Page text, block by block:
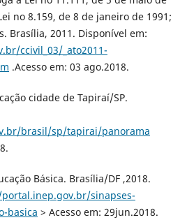
no 8.159, de 8 de janeiro de 1991;
Brasília, 2011. Disponível em:
ccivil_03/_ato2011-
.Acesso em: 03 ago.2018.
cidade de Tapiraí/SP.
brasil/sp/tapirai/panorama
Básica. Brasília/DF ,2018.
sinapses-
basica > Acesso em: 29jun.2018.